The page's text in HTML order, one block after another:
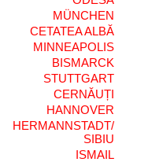
MÜNCHEN
CETATEA ALBĂ
MINNEAPOLIS
BISMARCK
STUTTGART
CERNĂUȚI
HANNOVER
HERMANNSTADT/
SIBIU
ISMAIL